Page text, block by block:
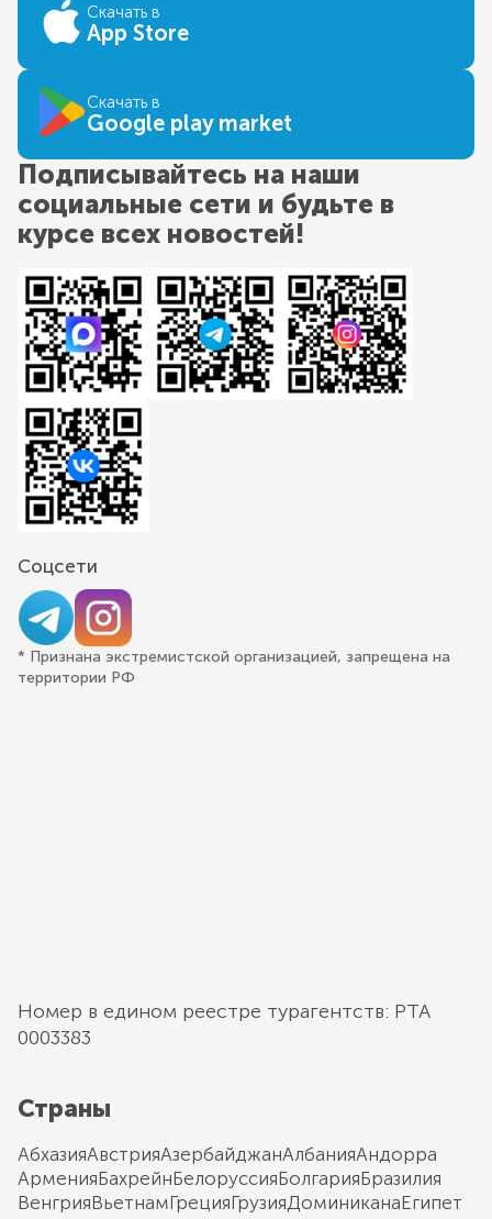
Скачать в
App Store
Скачать в
Google play market
Подписывайтесь на наши
социальные сети и будьте в
курсе всех новостей!
Соцсети
* Признана экстремистской организацией, запрещена на
территории РФ
Номер в едином реестре турагентств: РТА
0003383
Страны
АбхазияАвстрияАзербайджанАлбанияАндорра
АрменияБахрейнБелоруссияБолгарияБразилия
ВенгрияВьетнамГрецияГрузияДоминиканаЕгипет